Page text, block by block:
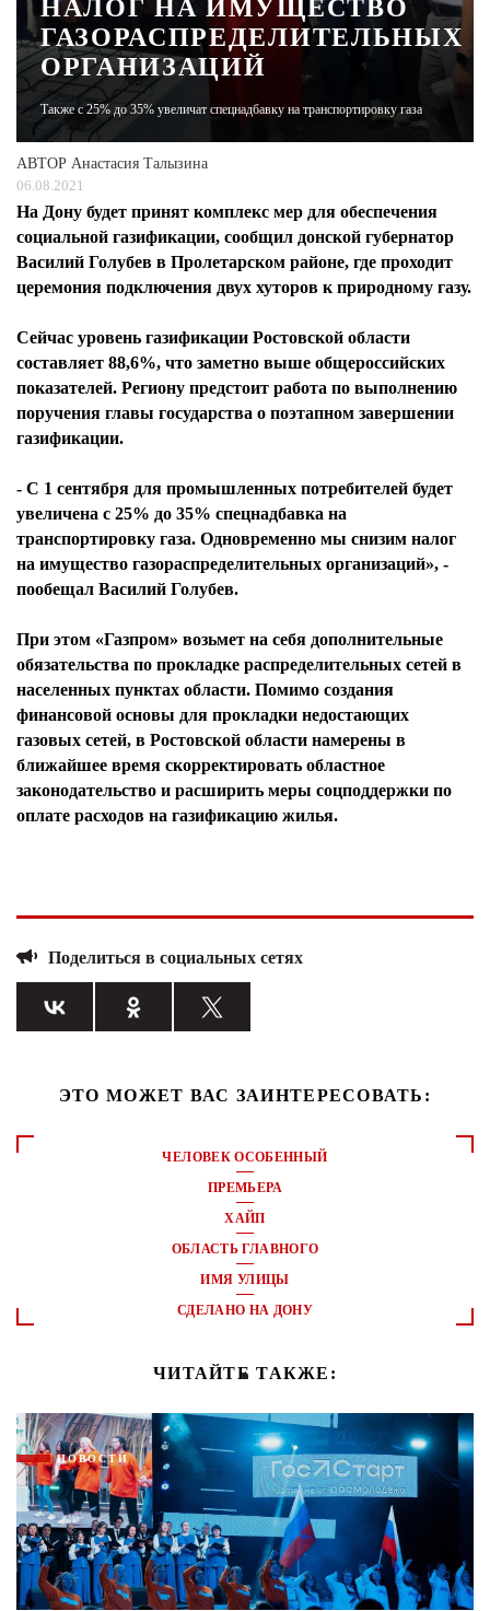
ЖУРНАЛ
НАЛОГ НА ИМУЩЕСТВО
ГАЗОРАСПРЕДЕЛИТЕЛЬНЫХ
ОРГАНИЗАЦИЙ
Также с 25% до 35% увеличат спецнадбавку на транспортировку газа
АВТОР Анастасия Талызина
06.08.2021
На Дону будет принят комплекс мер для обеспечения
социальной газификации, сообщил донской губернатор
Василий Голубев в Пролетарском районе, где проходит
церемония подключения двух хуторов к природному газу.
Сейчас уровень газификации Ростовской области
составляет 88,6%, что заметно выше общероссийских
показателей. Региону предстоит работа по выполнению
поручения главы государства о поэтапном завершении
газификации.
- С 1 сентября для промышленных потребителей будет
увеличена с 25% до 35% спецнадбавка на
транспортировку газа. Одновременно мы снизим налог
на имущество газораспределительных организаций», -
пообещал Василий Голубев.
При этом «Газпром» возьмет на себя дополнительные
обязательства по прокладке распределительных сетей в
населенных пунктах области. Помимо создания
финансовой основы для прокладки недостающих
газовых сетей, в Ростовской области намерены в
ближайшее время скорректировать областное
законодательство и расширить меры соцподдержки по
оплате расходов на газификацию жилья.
Поделиться в социальных сетях
ЭТО МОЖЕТ ВАС ЗАИНТЕРЕСОВАТЬ:
ЧЕЛОВЕК ОСОБЕННЫЙ
ПРЕМЬЕРА
ХАЙП
ОБЛАСТЬ ГЛАВНОГО
ИМЯ УЛИЦЫ
СДЕЛАНО НА ДОНУ
ЧИТАЙТЕ ТАКЖЕ:
НОВОСТИ